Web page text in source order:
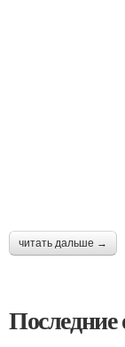
читать дальше →
Последние